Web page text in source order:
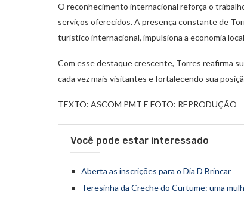
O reconhecimento internacional reforça o
serviços oferecidos. A presença constante de
turístico internacional, impulsiona a economia
Com esse destaque crescente, Torres reafirma
cada vez mais visitantes e fortalecendo sua
TEXTO: ASCOM PMT E FOTO: REPRODUÇÃO
Você pode estar interessado
Aberta as inscrições para o Dia D Brincar
Teresinha da Creche do Curtume: uma